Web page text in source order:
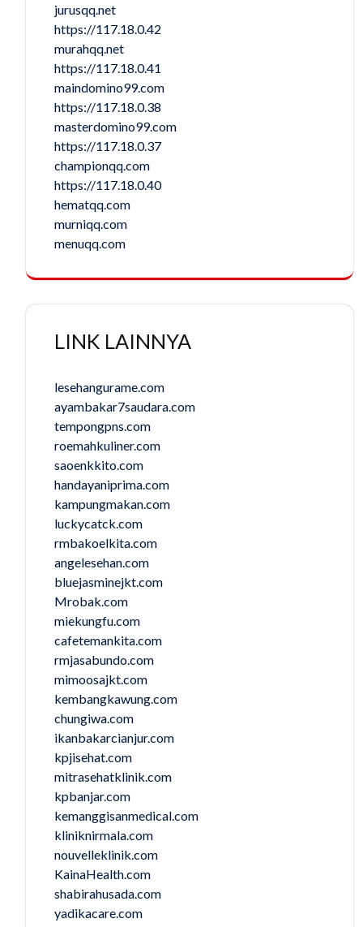
jurusqq.net
https://117.18.0.42
murahqq.net
https://117.18.0.41
maindomino99.com
https://117.18.0.38
masterdomino99.com
https://117.18.0.37
championqq.com
https://117.18.0.40
hematqq.com
murniqq.com
menuqq.com
LINK LAINNYA
lesehangurame.com
ayambakar7saudara.com
tempongpns.com
roemahkuliner.com
saoenkkito.com
handayaniprima.com
kampungmakan.com
luckycatck.com
rmbakoelkita.com
angelesehan.com
bluejasminejkt.com
Mrobak.com
miekungfu.com
cafetemankita.com
rmjasabundo.com
mimoosajkt.com
kembangkawung.com
chungiwa.com
ikanbakarcianjur.com
kpjisehat.com
mitrasehatklinik.com
kpbanjar.com
kemanggisanmedical.com
kliniknirmala.com
nouvelleklinik.com
KainaHealth.com
shabirahusada.com
yadikacare.com